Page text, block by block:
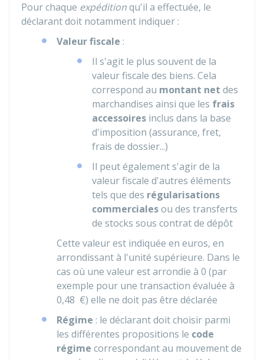
Pour chaque expéditionqu'il a effectuée, le
déclarant doit notamment indiquer :
Valeur fiscale :
Il s'agit le plus souvent de la
valeur fiscale des biens. Cela
correspond au montant net des
marchandises ainsi que les frais
accessoires inclus dans la base
d'imposition (assurance, fret,
frais de dossier...)
Il peut également s'agir de la
valeur fiscale d'autres éléments
tels que des régularisations
commercialesou des transferts
de stocks sous contrat de dépôt
Cette valeur est indiquée en euros, en
arrondissant à l'unité supérieure. Dans le
cas où une valeur est arrondie à 0 (par
exemple pour une transaction évaluée à
0,48 €) elle ne doit pas être déclarée
Régime : le déclarant doit choisir parmi
les différentes propositions le code
régime correspondant au mouvement de